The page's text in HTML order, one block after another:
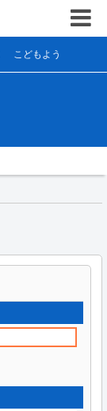
こどもよう